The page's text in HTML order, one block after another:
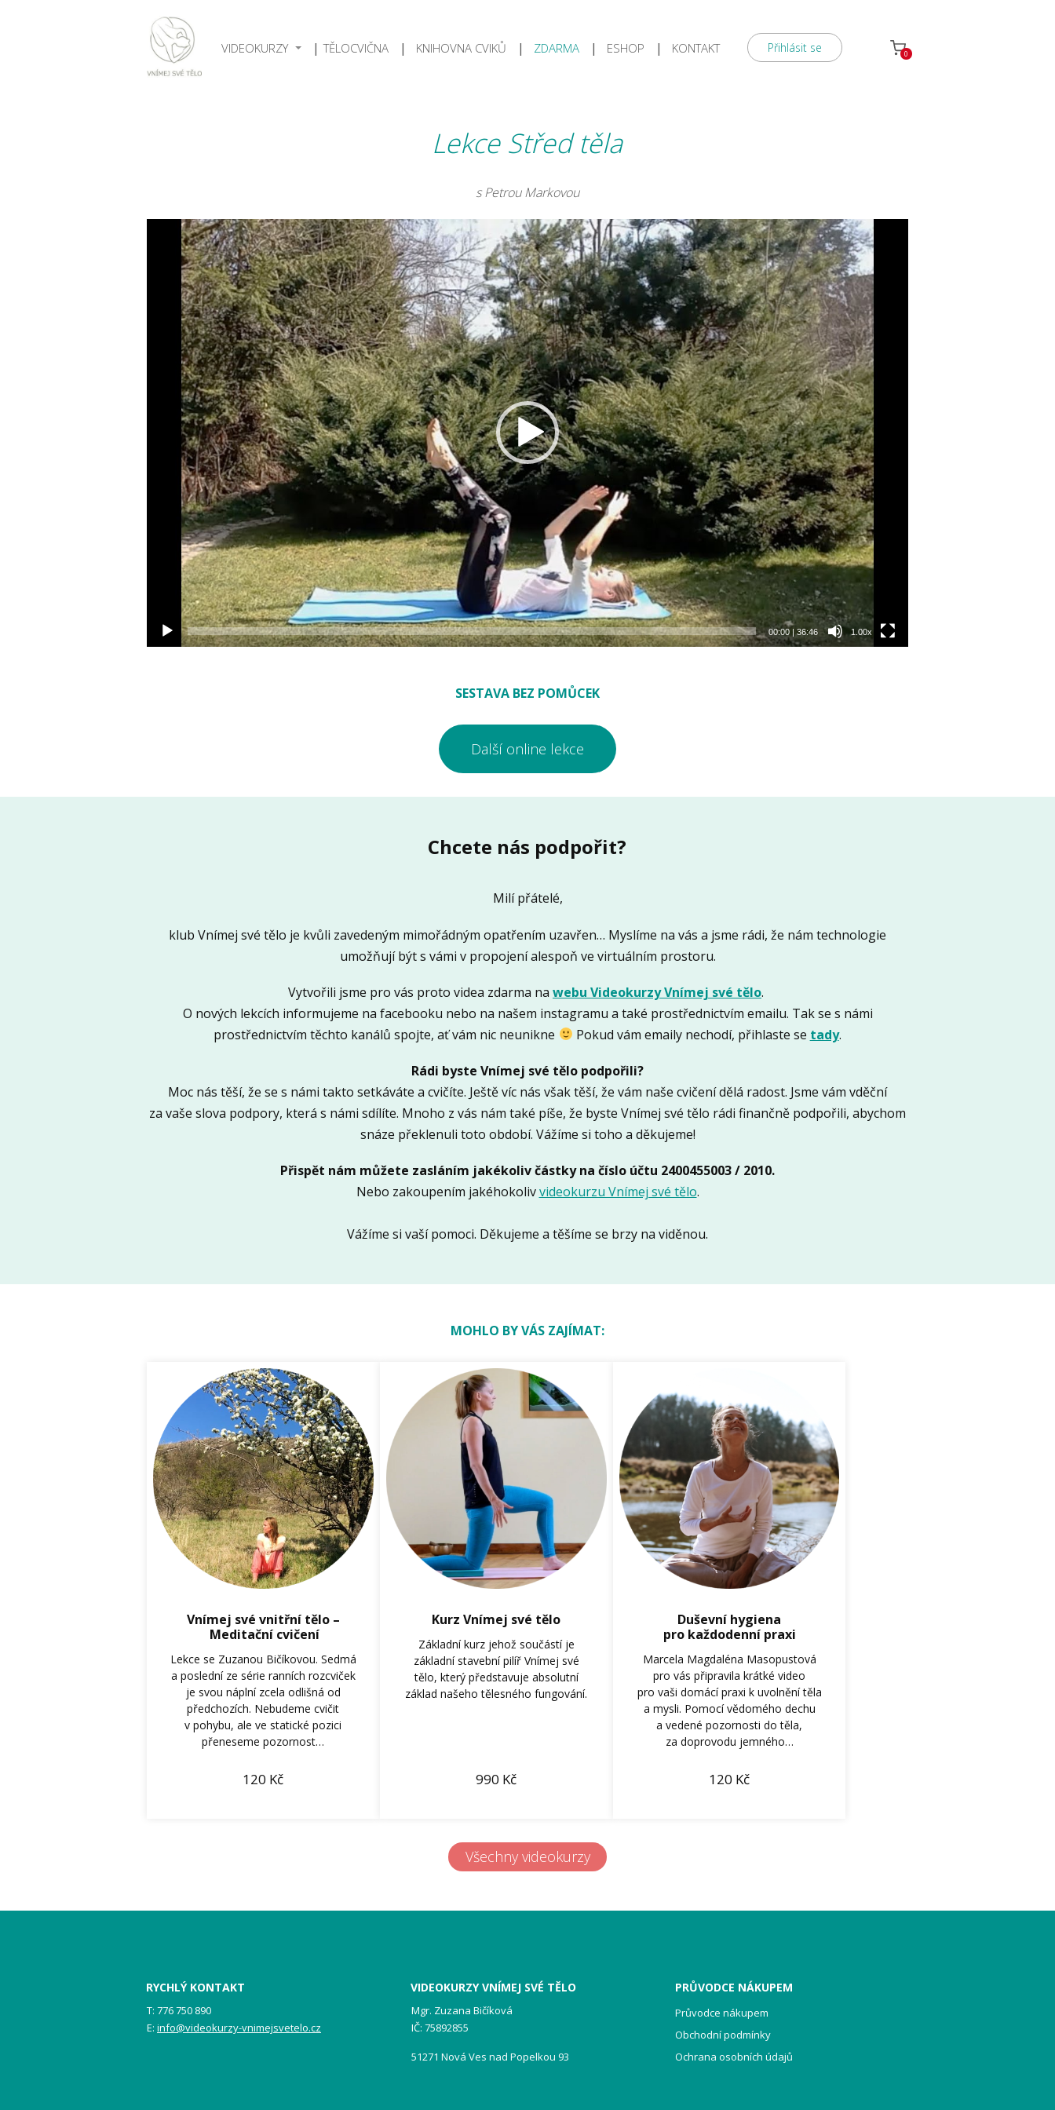
VIDEOKURZY TĚLOCVIČNA KNIHOVNA CVIKŮ ZDARMA ESHOP KONTAKT Přihlásit se 0
Lekce Střed těla
s Petrou Markovou
přehrávač
00:00 36:46 1.00x
SESTAVA BEZ POMŮCEK
Další online lekce
Chcete nás podpořit?
Milí přátelé,
klub Vnímej své tělo je kvůli zavedeným mimořádným opatřením uzavřen… Myslíme na vás a jsme rádi, že nám technologie
umožňují být s vámi v propojení alespoň ve virtuálním prostoru.
Vytvořili jsme pro vás proto videa zdarma na webu Videokurzy Vnímej své tělo.
O nových lekcích informujeme na facebooku nebo na našem instagramu a také prostřednictvím emailu. Tak se s námi
prostřednictvím těchto kanálů spojte, ať vám nic neunikne
Pokud vám emaily nechodí, přihlaste se tady.
Rádi byste Vnímej své tělo podpořili?
Moc nás těší, že se s námi takto setkáváte a cvičíte. Ještě víc nás však těší, že vám naše cvičení dělá radost. Jsme vám vděční
za vaše slova podpory, která s námi sdílíte. Mnoho z vás nám také píše, že byste Vnímej své tělo rádi finančně podpořili, abychom
snáze překlenuli toto období. Vážíme si toho a děkujeme!
Přispět nám můžete zasláním jakékoliv částky na číslo účtu 2400455003 / 2010.
Nebo zakoupením jakéhokolivvideokurzu Vnímej své tělo.
Vážíme si vaší pomoci. Děkujeme a těšíme se brzy na viděnou.
MOHLO BY VÁS ZAJÍMAT:
Vnímej své vnitřní tělo –
Meditační cvičení
Lekce se Zuzanou Bičíkovou. Sedmá
a poslední ze série ranních rozcviček
je svou náplní zcela odlišná od
předchozích. Nebudeme cvičit
v pohybu, ale ve statické pozici
přeneseme pozornost…
120 Kč
Kurz Vnímej své tělo
Základní kurz jehož součástí je
základní stavební pilíř Vnímej své
tělo, který představuje absolutní
základ našeho tělesného fungování.
990 Kč
Duševní hygiena
pro každodenní praxi
Marcela Magdaléna Masopustová
pro vás připravila krátké video
pro vaši domácí praxi k uvolnění těla
a mysli. Pomocí vědomého dechu
a vedené pozornosti do těla,
za doprovodu jemného…
120 Kč
Všechny videokurzy
RYCHLÝ KONTAKT
T: 776 750 890
E: info@videokurzy-vnimejsvetelo.cz
VIDEOKURZY VNÍMEJ SVÉ TĚLO
Mgr. Zuzana Bičíková
IČ: 75892855
51271 Nová Ves nad Popelkou 93
PRŮVODCE NÁKUPEM
Průvodce nákupem
Obchodní podmínky
Ochrana osobních údajů